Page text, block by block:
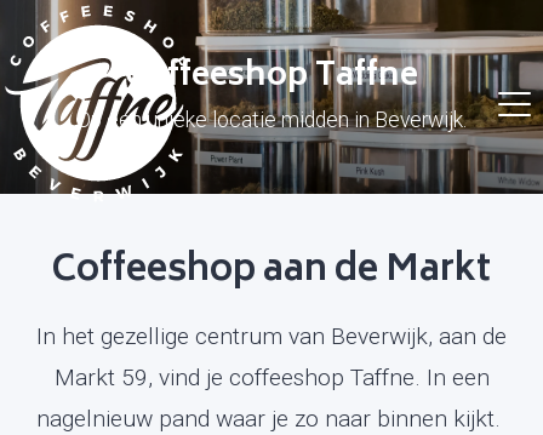
Coffeeshop Taffne
Op een unieke locatie midden in Beverwijk.
Coffeeshop aan de Markt
In het gezellige centrum van Beverwijk, aan de
Markt 59, vind je coffeeshop Taffne. In een
nagelnieuw pand waar je zo naar binnen kijkt.